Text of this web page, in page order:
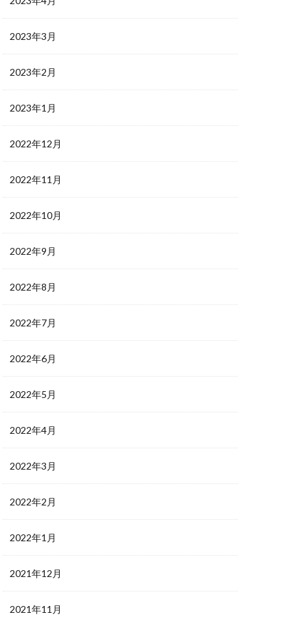
2023年3月
2023年2月
2023年1月
2022年12月
2022年11月
2022年10月
2022年9月
2022年8月
2022年7月
2022年6月
2022年5月
2022年4月
2022年3月
2022年2月
2022年1月
2021年12月
2021年11月